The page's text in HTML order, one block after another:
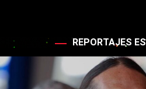
REPORTAJES